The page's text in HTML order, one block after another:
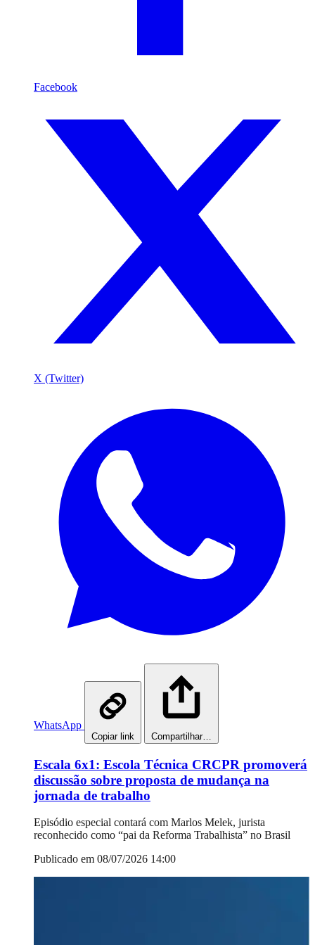
Facebook
X (Twitter)
WhatsApp
Copiar link Compartilhar…
Escala 6x1: Escola Técnica CRCPR promoverá
discussão sobre proposta de mudança na
jornada de trabalho
Episódio especial contará com Marlos Melek, jurista
reconhecido como “pai da Reforma Trabalhista” no Brasil
Publicado em 08/07/2026 14:00